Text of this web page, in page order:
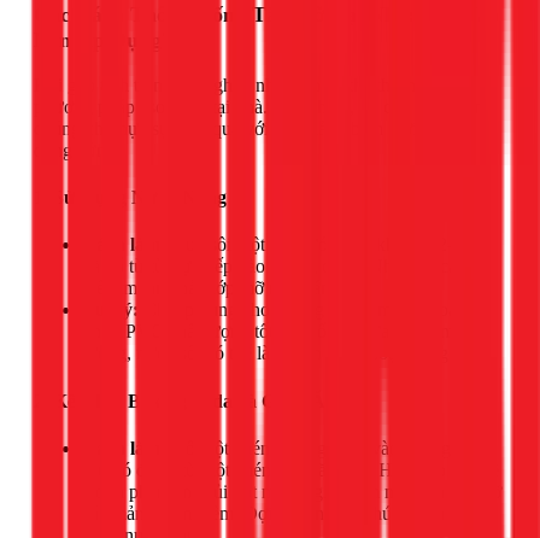
Các Cách Thông Cống Tắc Mỡ Tại Nhà: Khi Nào
Nên Áp Dụng?
Khi gặp tình trạng tắc nghẽn nhẹ, bạn có thể thử một vài
phương pháp "sơ cứu" tại nhà. Tuy nhiên, tôi cần lưu ý rằng
chúng chỉ thực sự hiệu quả với các mảng bám mới, chưa
đông cứng.
1. Sử Dụng Nước Nóng
Cách làm:
Đun sôi một ấm nước lớn (khoảng 2-3 lít)
và đổ từ từ trực tiếp vào miệng cống. Nhiệt độ cao có
thể làm tan chảy lớp mỡ mới bám.
Lưu ý:
Chỉ áp dụng cho đường ống kim loại hoặc
nhựa PVC chất lượng tốt. Với ống nhựa cũ, kém chất
lượng, nước sôi có thể làm biến dạng hoặc hỏng ống.
2. Kết Hợp Baking Soda và Giấm Ăn
Cách làm:
Đổ một chén baking soda vào miệng cống,
sau đó đổ từ từ một chén giấm ăn vào. Hỗn hợp này sẽ
tạo ra phản ứng sủi bọt mạnh, giúp làm mềm và phá vỡ
các mảng bám mềm. Đợi khoảng 30 phút rồi xả lại